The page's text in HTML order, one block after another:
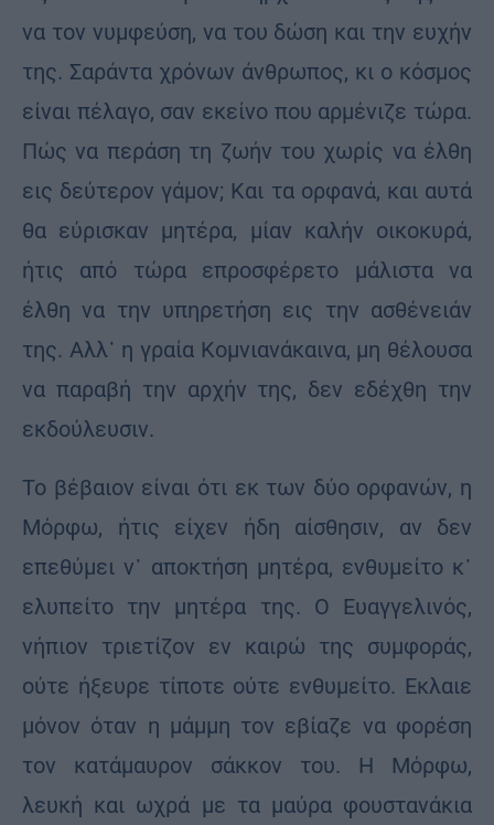
να τον νυμφεύση, να του δώση και την ευχήν
της. Σαράντα χρόνων άνθρωπος, κι ο κόσμος
είναι πέλαγο, σαν εκείνο που αρμένιζε τώρα.
Πώς να περάση τη ζωήν του χωρίς να έλθη
εις δεύτερον γάμον; Και τα ορφανά, και αυτά
θα εύρισκαν μητέρα, μίαν καλήν οικοκυρά,
ήτις από τώρα επροσφέρετο μάλιστα να
έλθη να την υπηρετήση εις την ασθένειάν
της. Αλλ᾽ η γραία Κομνιανάκαινα, μη θέλουσα
να παραβή την αρχήν της, δεν εδέχθη την
εκδούλευσιν.
Το βέβαιον είναι ότι εκ των δύο ορφανών, η
Μόρφω, ήτις είχεν ήδη αίσθησιν, αν δεν
επεθύμει ν᾽ αποκτήση μητέρα, ενθυμείτο κ᾽
ελυπείτο την μητέρα της. Ο Ευαγγελινός,
νήπιον τριετίζον εν καιρώ της συμφοράς,
ούτε ήξευρε τίποτε ούτε ενθυμείτο. Εκλαιε
μόνον όταν η μάμμη τον εβίαζε να φορέση
τον κατάμαυρον σάκκον του. Η Μόρφω,
λευκή και ωχρά με τα μαύρα φουστανάκια